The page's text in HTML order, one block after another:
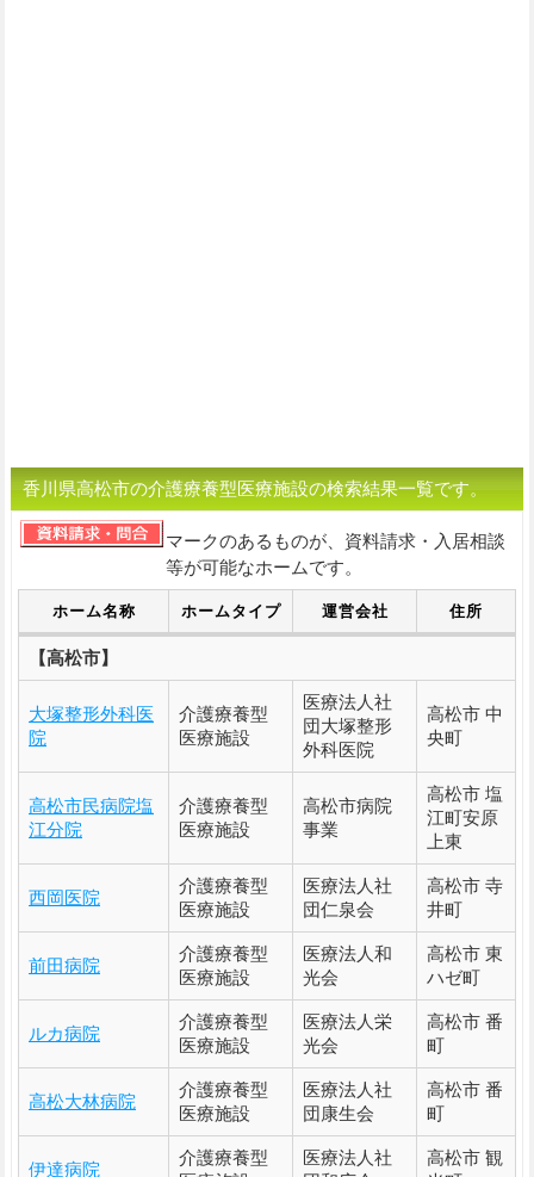
香川県高松市の介護療養型医療施設の検索結果一覧です。
マークのあるものが、資料請求・入居相談
等が可能なホームです。
ホーム名称 ホームタイプ 運営会社 住所
【高松市】
大塚整形外科医
院
介護療養型
医療施設
医療法人社
団大塚整形
外科医院
高松市 中
央町
高松市民病院塩
江分院
介護療養型
医療施設
高松市病院
事業
高松市 塩
江町安原
上東
西岡医院
介護療養型
医療施設
医療法人社
団仁泉会
高松市 寺
井町
前田病院
介護療養型
医療施設
医療法人和
光会
高松市 東
ハゼ町
ルカ病院
介護療養型
医療施設
医療法人栄
光会
高松市 番
町
高松大林病院
介護療養型
医療施設
医療法人社
団康生会
高松市 番
町
伊達病院
介護療養型
医療法人社
高松市 観